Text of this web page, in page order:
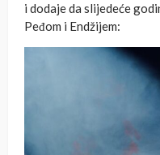
i dodaje da slijedeće
Peđom i Endžijem: